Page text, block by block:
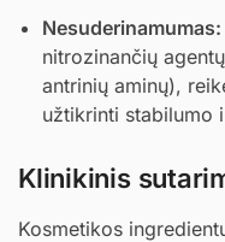
Nesuderinamumas:
nitrozinančių
antrinių aminų),
užtikrinti stabilumo
Klinikinis
Kosmetikos